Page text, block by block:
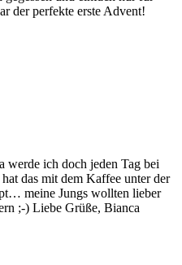
der perfekte erste Advent!
werde ich doch jeden Tag bei
das mit dem Kaffee unter der
meine Jungs wollten lieber
;-) Liebe Grüße, Bianca